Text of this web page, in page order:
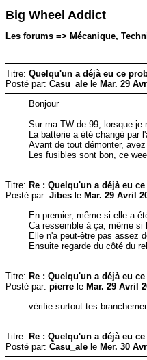
Big Wheel Addict
Les forums => Mécanique,
Titre: Quelqu'un a déjà eu ce
Posté par: Casu_ale le Mar. 29
Bonjour
Sur ma TW de 99, lorsque
La batterie a été changé par
Avant de tout démonter,
Les fusibles sont bon, ce
Titre: Re : Quelqu'un a déjà eu
Posté par: Jibes le Mar. 29 Avril
En premier, même si elle a
Ca ressemble à ça, même
Elle n'a peut-être pas assez
Ensuite regarde du côté du
Titre: Re : Quelqu'un a déjà eu
Posté par: pierre le Mar. 29 Avril
vérifie surtout tes
Titre: Re : Quelqu'un a déjà eu
Posté par: Casu_ale le Mer. 30